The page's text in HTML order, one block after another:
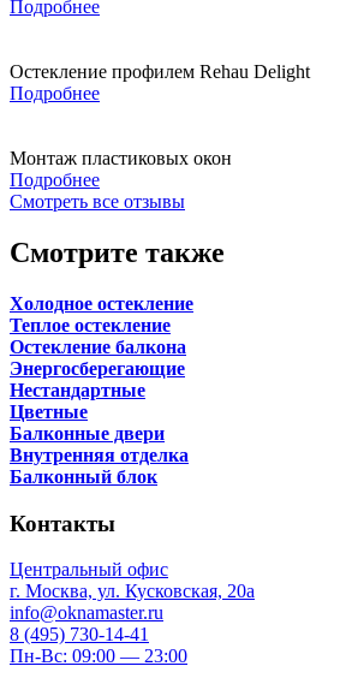
Подробнее
Остекление профилем Rehau Delight
Подробнее
Монтаж пластиковых окон
Подробнее
Смотреть все отзывы
Смотрите также
Холодное остекление
Теплое остекление
Остекление балкона
Энергосберегающие
Нестандартные
Цветные
Балконные двери
Внутренняя отделка
Балконный блок
Контакты
Центральный офис
г. Москва, ул. Кусковская, 20а
info@oknamaster.ru
8 (495) 730-14-41
Пн-Вс: 09:00 — 23:00